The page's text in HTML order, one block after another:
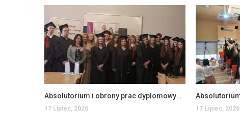
Absolutorium i obrony prac dyplomowych na kierunku Filologia
17 Lipiec, 2026 17 Lipiec, 2026